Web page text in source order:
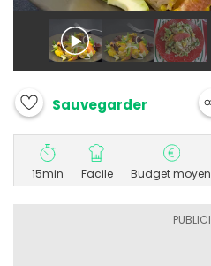
Sauvegarder
15min Facile Budget moyen